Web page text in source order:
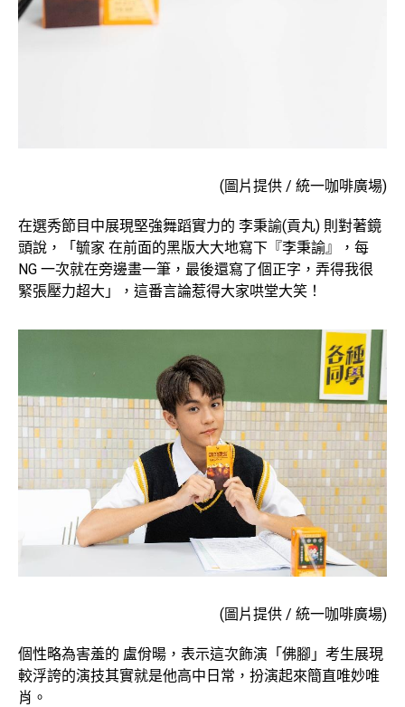
(圖片提供 / 統一咖啡廣場)
在選秀節目中展現堅強舞蹈實力的 李秉諭(貢丸) 則對著鏡
頭說，「毓家 在前面的黑版大大地寫下『李秉諭』，每
NG 一次就在旁邊畫一筆，最後還寫了個正字，弄得我很
緊張壓力超大」，這番言論惹得大家哄堂大笑！
(圖片提供 / 統一咖啡廣場)
個性略為害羞的 盧佾暘，表示這次飾演「佛腳」考生展現
較浮誇的演技其實就是他高中日常，扮演起來簡直唯妙唯
肖。